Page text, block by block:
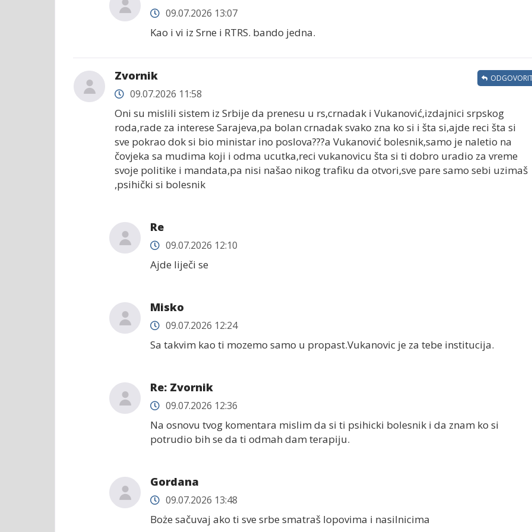
09.07.2026 13:07
Kao i vi iz Srne i RTRS. bando jedna.
Zvornik
09.07.2026 11:58
Oni su mislili sistem iz Srbije da prenesu u rs,crnadak i Vukanović,izdajnici srpskog
roda,rade za interese Sarajeva,pa bolan crnadak svako zna ko si i šta si,ajde reci šta si
sve pokrao dok si bio ministar ino poslova???a Vukanović bolesnik,samo je naletio na
čovjeka sa mudima koji i odma ucutka,reci vukanovicu šta si ti dobro uradio za vreme
svoje politike i mandata,pa nisi našao nikog trafiku da otvori,sve pare samo sebi uzimaš
,psihički si bolesnik
Re
09.07.2026 12:10
Ajde liječi se
Misko
09.07.2026 12:24
Sa takvim kao ti mozemo samo u propast.Vukanovic je za tebe institucija.
Re: Zvornik
09.07.2026 12:36
Na osnovu tvog komentara mislim da si ti psihicki bolesnik i da znam ko si
potrudio bih se da ti odmah dam terapiju.
Gordana
09.07.2026 13:48
Boże sačuvaj ako ti sve srbe smatraš lopovima i nasilnicima